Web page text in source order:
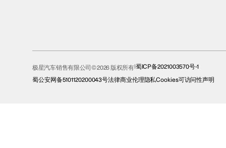
极星汽车销售有限公司© 2026 版权所有 蜀ICP备2021003570号-1
蜀公安网备5101120200043号法律商业伦理 隐私Cookies可访问性声明